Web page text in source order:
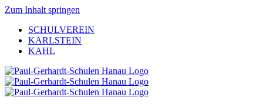
Zum Inhalt springen
SCHULVEREIN
KARLSTEIN
KAHL